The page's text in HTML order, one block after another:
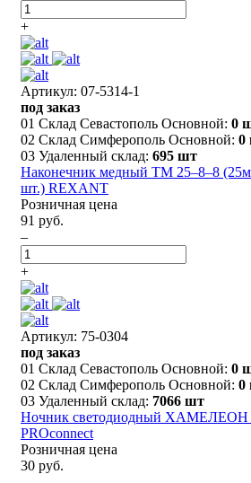
+
Артикул: 07-5314-1
под заказ
01 Склад Севастополь Основной: 0
02 Склад Симферополь Основной: 0
03 Удаленный склад: 695 шт
Наконечник медный ТМ 25–8–8
шт.) REXANT
Розничная цена
91 руб.
–
+
Артикул: 75-0304
под заказ
01 Склад Севастополь Основной: 0
02 Склад Симферополь Основной: 0
03 Удаленный склад: 7066 шт
Ночник светодиодный ХАМЕЛЕОН
PROconnect
Розничная цена
30 руб.